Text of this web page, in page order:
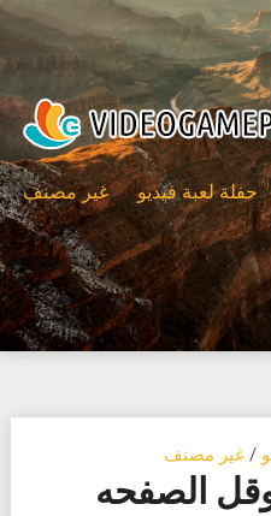
حفلة لعبة فيديو غير مصنف
/ غير مصنف
الصفحه